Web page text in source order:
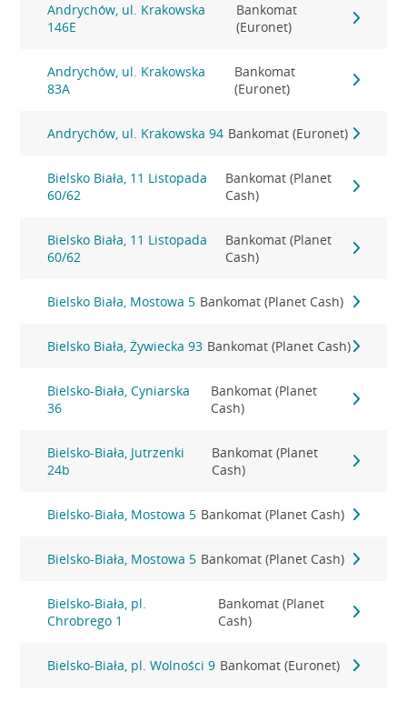
Andrychów, ul. Krakowska
146E
Bankomat
(Euronet)
Andrychów, ul. Krakowska
83A
Bankomat
(Euronet)
Andrychów, ul. Krakowska 94 Bankomat (Euronet)
Bielsko Biała, 11 Listopada
60/62
Bankomat (Planet
Cash)
Bielsko Biała, 11 Listopada
60/62
Bankomat (Planet
Cash)
Bielsko Biała, Mostowa 5 Bankomat (Planet Cash)
Bielsko Biała, Żywiecka 93 Bankomat (Planet Cash)
Bielsko-Biała, Cyniarska
36
Bankomat (Planet
Cash)
Bielsko-Biała, Jutrzenki
24b
Bankomat (Planet
Cash)
Bielsko-Biała, Mostowa 5 Bankomat (Planet Cash)
Bielsko-Biała, Mostowa 5 Bankomat (Planet Cash)
Bielsko-Biała, pl.
Chrobrego 1
Bankomat (Planet
Cash)
Bielsko-Biała, pl. Wolności 9 Bankomat (Euronet)